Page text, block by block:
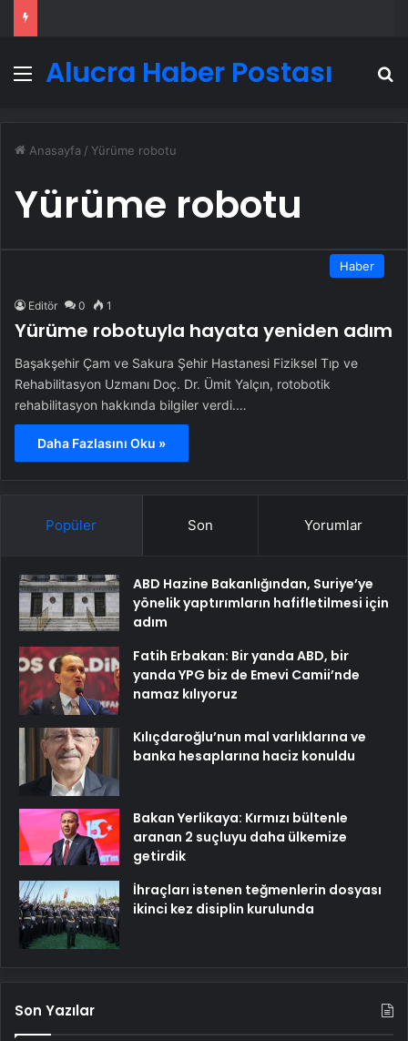
MenüAlucra Haber Postası
Anasayfa / Yürüme robotu
Yürüme robotu
Haber
Editör 0 1
Yürüme robotuyla hayata yeniden adım
Başakşehir Çam ve Sakura Şehir Hastanesi Fiziksel Tıp ve
Rehabilitasyon Uzmanı Doç. Dr. Ümit Yalçın, rotobotik
rehabilitasyon hakkında bilgiler verdi.…
Daha Fazlasını Oku »
Popüler Son Yorumlar
ABD Hazine Bakanlığından, Suriye’ye
yönelik yaptırımların hafifletilmesi için
adım
Fatih Erbakan: Bir yanda ABD, bir
yanda YPG biz de Emevi Camii’nde
namaz kılıyoruz
Kılıçdaroğlu’nun mal varlıklarına ve
banka hesaplarına haciz konuldu
Bakan Yerlikaya: Kırmızı bültenle
aranan 2 suçluyu daha ülkemize
getirdik
İhraçları istenen teğmenlerin dosyası
ikinci kez disiplin kurulunda
Son Yazılar